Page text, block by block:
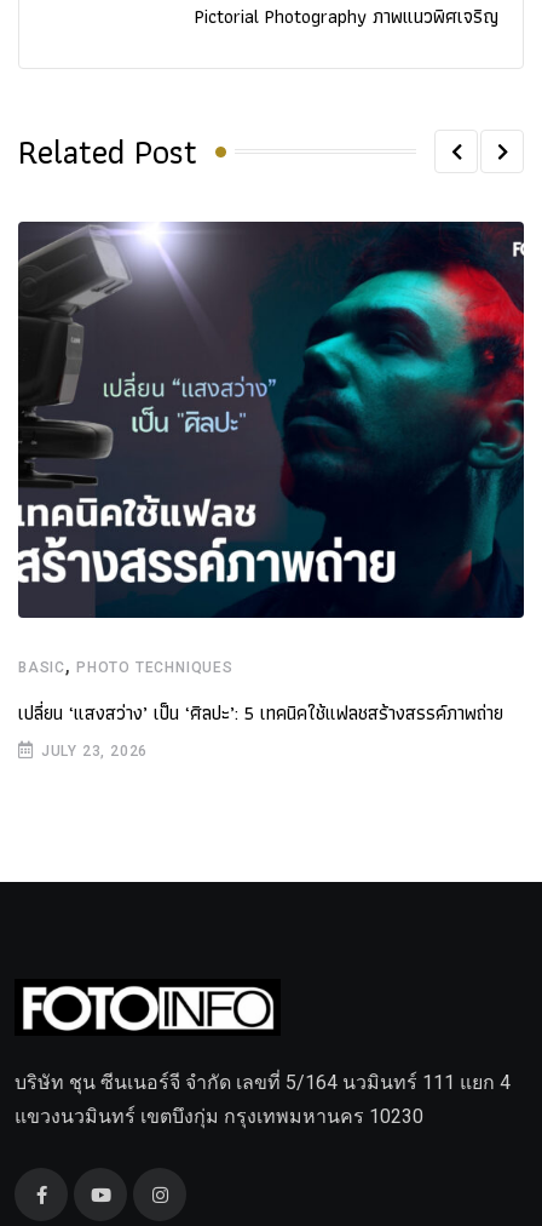
Pictorial Photography ภาพแนวพิศเจริญ
Related Post
BASIC, PHOTO TECHNIQUES
เปลี่ยน ‘แสงสว่าง’ เป็น ‘ศิลปะ’: 5 เทคนิคใช้แฟลชสร้างสรรค์ภาพถ่าย
JULY 23, 2026
บริษัท ชุน ซีนเนอร์จี จำกัด เลขที่ 5/164 นวมินทร์ 111 แยก 4
แขวงนวมินทร์ เขตบึงกุ่ม กรุงเทพมหานคร 10230